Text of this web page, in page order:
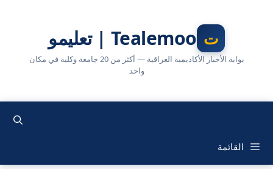
Tealemoo | تعليمو
بوابة الأخبار الأكاديمية العراقية — أكثر من 20 جامعة وكلية في مكان
واحد
القائمة